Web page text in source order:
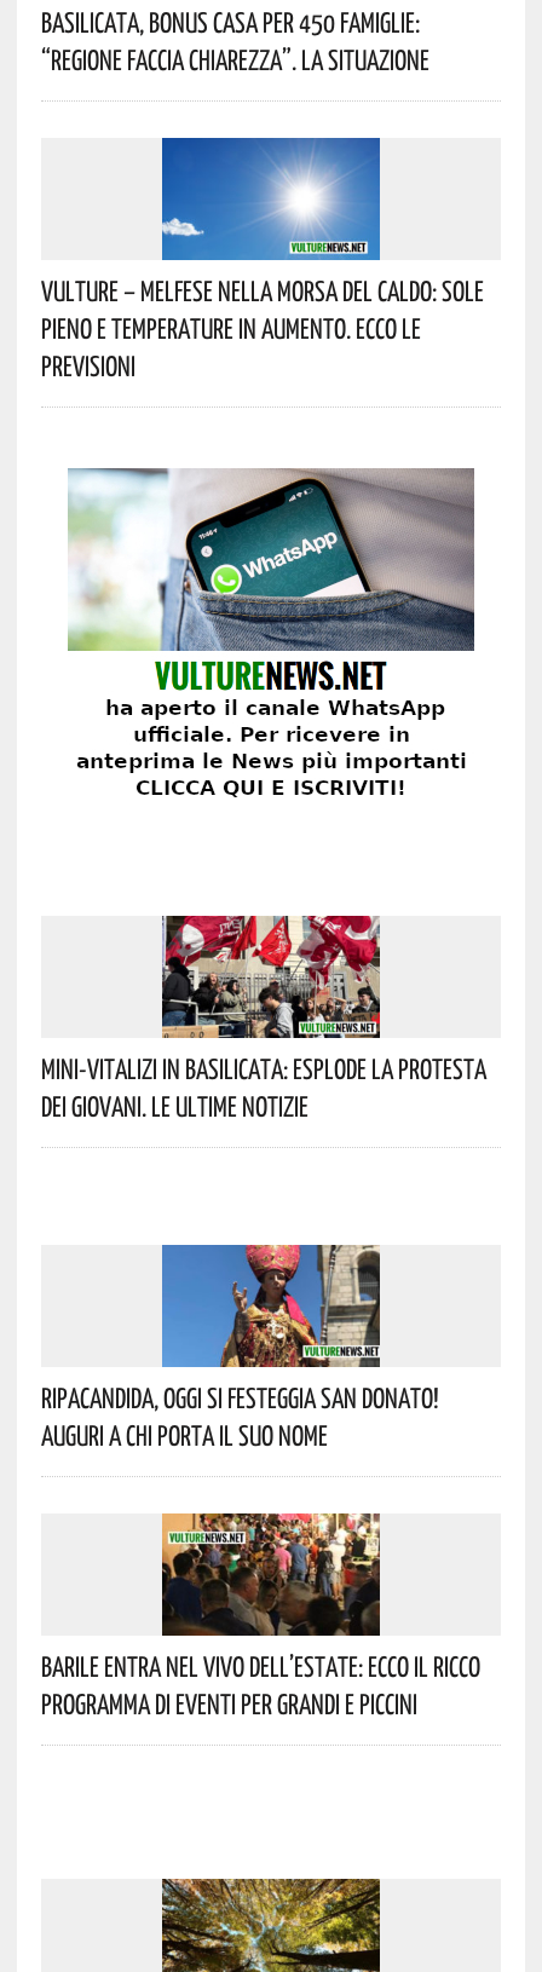
Basilicata, Bonus Casa Per 450 Famiglie:
“Regione Faccia Chiarezza”. La Situazione
Vulture – Melfese Nella Morsa Del Caldo: Sole
Pieno E Temperature In Aumento. Ecco Le
Previsioni
Mini-Vitalizi In Basilicata: Esplode La Protesta
Dei Giovani. Le Ultime Notizie
Ripacandida, Oggi Si Festeggia San Donato!
Auguri A Chi Porta Il Suo Nome
Barile Entra Nel Vivo Dell’estate: Ecco Il Ricco
Programma Di Eventi Per Grandi E Piccini